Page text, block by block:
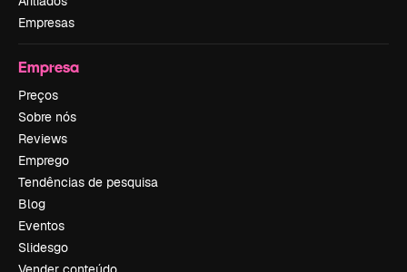
Empresas
Empresa
Preços
Sobre nós
Reviews
Emprego
Tendências de pesquisa
Blog
Eventos
Slidesgo